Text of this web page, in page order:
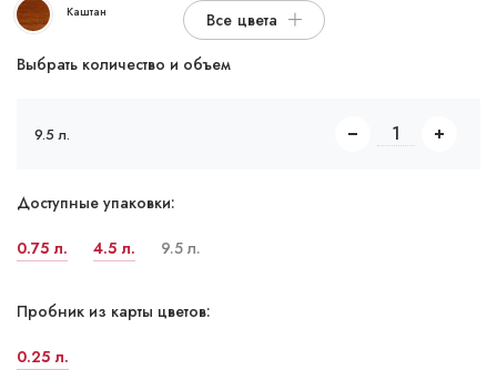
Каштан
Все цвета
Выбрать количество и объем
9.5 л.
Доступные упаковки:
0.75 л. 4.5 л. 9.5 л.
Пробник из карты цветов:
0.25 л.